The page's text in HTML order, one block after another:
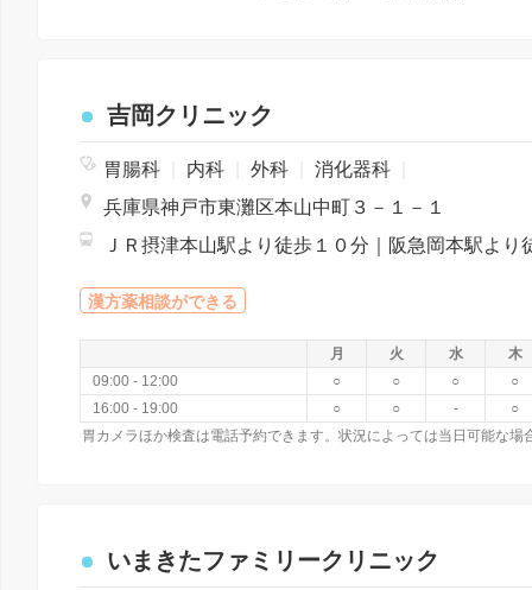
吉岡クリニック
胃腸科 内科 外科 消化器科
兵庫県神戸市東灘区本山中町３－１－１
漢方薬相談ができる
月 火 水
木
09:00 - 12:00
○ ○ ○
○
16:00 - 19:00
○ ○ -
○
胃カメラほか検査は電話予約できます。状況によっては当日可能な場
いまきたファミリークリニック